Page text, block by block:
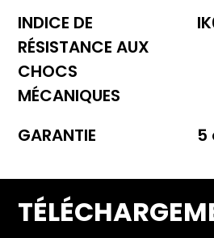
INDICE DE
RÉSISTANCE AUX
CHOCS
MÉCANIQUES
GARANTIE 5